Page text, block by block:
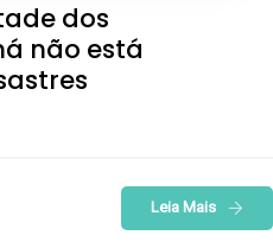
dos
não está
Leia Mais